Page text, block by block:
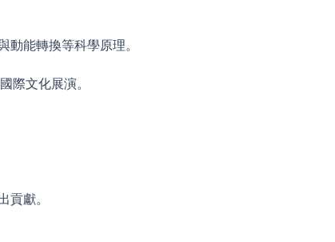
能轉換等科學原理。
際文化展演。
獻。